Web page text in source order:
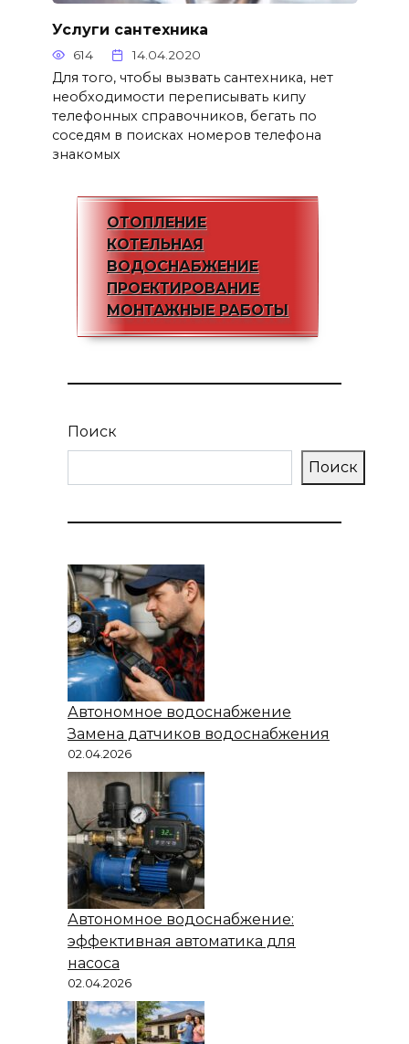
Услуги сантехника
614 14.04.2020
Для того, чтобы вызвать сантехника, нет
необходимости переписывать кипу
телефонных справочников, бегать по
соседям в поисках номеров телефона
знакомых
ОТОПЛЕНИЕ
КОТЕЛЬНАЯ
ВОДОСНАБЖЕНИЕ
ПРОЕКТИРОВАНИЕ
МОНТАЖНЫЕ РАБОТЫ
Поиск
Поиск
Автономное водоснабжение
Замена датчиков водоснабжения
02.04.2026
Автономное водоснабжение:
эффективная автоматика для
насоса
02.04.2026